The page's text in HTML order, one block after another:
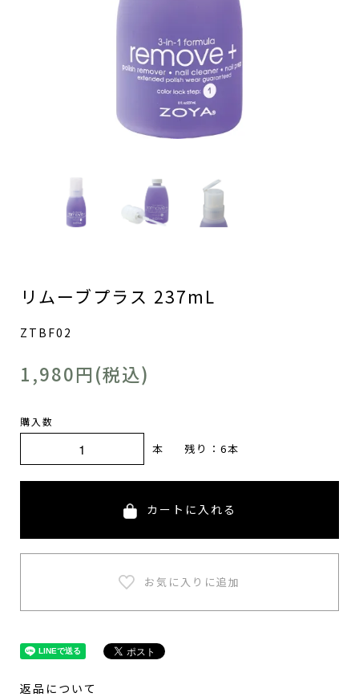
リムーブプラス 237mL
ZTBF02
1,980円(税込)
購入数
本 残り：6本
カートに入れる
返品について